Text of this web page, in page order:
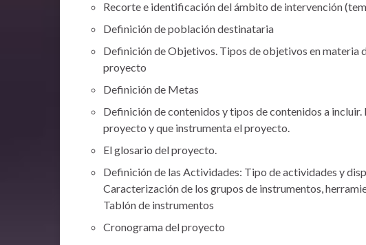
Recorte e identificación del ámbito de intervención
Definición de población destinataria
Definición de Objetivos. Tipos de objetivos en materia
proyecto
Definición de Metas
Definición de contenidos y tipos de contenidos a
proyecto y que instrumenta el proyecto.
El glosario del proyecto.
Definición de las Actividades: Tipo de actividades y
Caracterización de los grupos de instrumentos,
Tablón de instrumentos
Cronograma del proyecto